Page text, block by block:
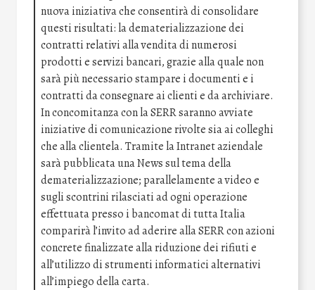
nuova iniziativa che consentirà di consolidare
questi risultati: la dematerializzazione dei
contratti relativi alla vendita di numerosi
prodotti e servizi bancari, grazie alla quale non
sarà più necessario stampare i documenti e i
contratti da consegnare ai clienti e da archiviare.
In concomitanza con la SERR saranno avviate
iniziative di comunicazione rivolte sia ai colleghi
che alla clientela. Tramite la Intranet aziendale
sarà pubblicata una News sul tema della
dematerializzazione; parallelamente a video e
sugli scontrini rilasciati ad ogni operazione
effettuata presso i bancomat di tutta Italia
comparirà l’invito ad aderire alla SERR con azioni
concrete finalizzate alla riduzione dei rifiuti e
all’utilizzo di strumenti informatici alternativi
all’impiego della carta.